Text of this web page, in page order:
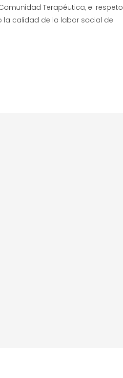
Terapéutica, el respeto
calidad de la labor social de